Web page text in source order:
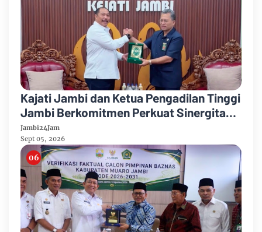
Kajati Jambi dan Ketua Pengadilan Tinggi
Jambi Berkomitmen Perkuat Sinergitas
Penegakan Hukum
Jambi24Jam
Sept 05, 2026